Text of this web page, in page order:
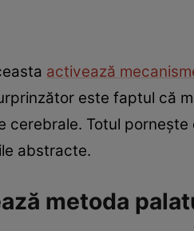
activează
este faptul că
cerebrale. Totul
abstracte.
metoda